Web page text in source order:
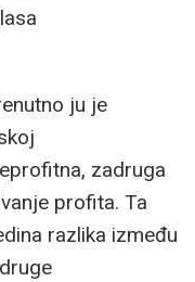
ju je
zadruga
profita. Ta
razlika između